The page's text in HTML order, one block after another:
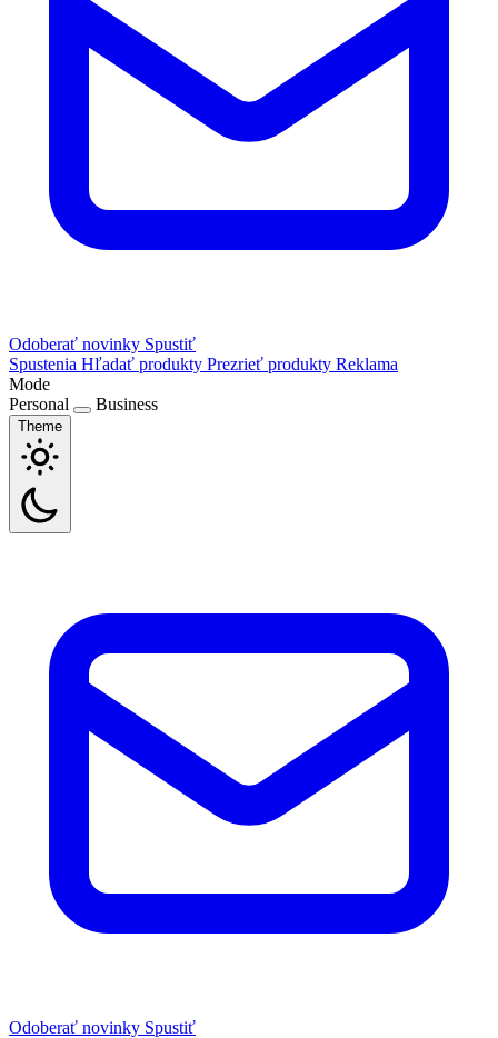
Odoberať novinky Spustiť
Spustenia Hľadať produkty Prezrieť produkty Reklama
Mode
Personal
Business
Theme
Odoberať novinky Spustiť